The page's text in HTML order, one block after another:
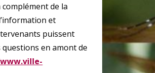
de la
et
puissent
en amont de